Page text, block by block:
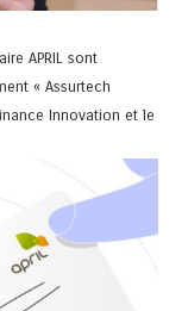
APRIL sont
« Assurtech
Innovation et le